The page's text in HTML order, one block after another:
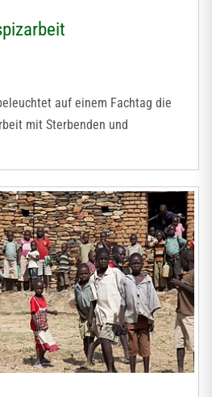
auf einem Fachtag die
mit Sterbenden und